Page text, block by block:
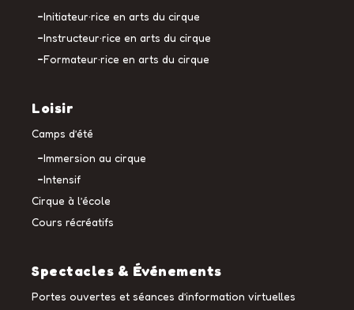
Initiateur·rice en arts du cirque
Instructeur·rice en arts du cirque
Formateur·rice en arts du cirque
Loisir
Camps d’été
Immersion au cirque
Intensif
Cirque à l’école
Cours récréatifs
Spectacles & Événements
Portes ouvertes et séances d’information virtuelles